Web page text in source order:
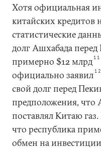
Хотя официальная
китайских кредитов
статистические
долг Ашхабада перед
примерно $12 млрд11
официально заявил12
свой долг перед
предположения, что
поставлял Китаю
что республика
обмен на